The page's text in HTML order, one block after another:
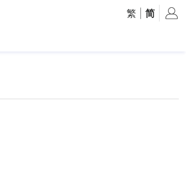
繁 简